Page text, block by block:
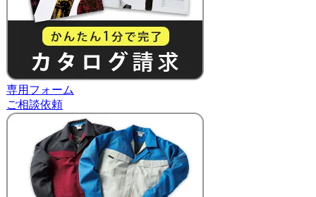
専用フォーム
ご相談依頼